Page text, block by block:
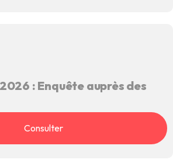
: Enquête auprès des
Consulter